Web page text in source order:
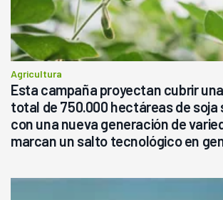
Agricultura
Esta campaña proyectan cubrir
total de 750.000 hectáreas de soja
con una nueva generación de
marcan un salto tecnológico en